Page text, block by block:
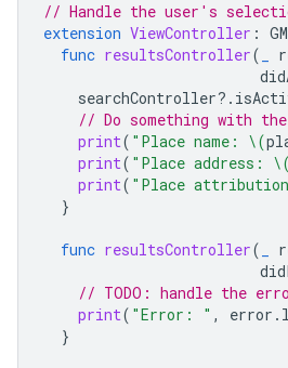
// Handle the user's
extension ViewController :
func resultsController(
searchController?.
// Do something with
print( "Place name: \(
print( "Place address: \(
print( "Place
}
func resultsController(
// TODO: handle the
print( "Error: " , error .
}